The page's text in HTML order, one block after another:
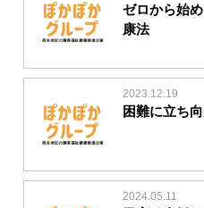
ゼロから始
康法
2023.12.19
困難に立ち
2024.05.11